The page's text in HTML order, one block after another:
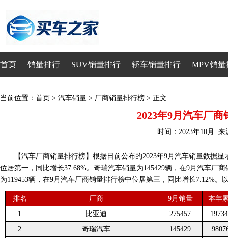
首页 销量排行 SUV销量排行 轿车销量排行 MPV销量
当前位置： 首页 > 汽车销量 > 厂商销量排行榜 > 正文
2023年9月汽车厂商
时间：2023年10月 来
【汽车厂商销量排行榜】根据日前公布的2023年9月汽车销量数据
位居第一，同比增长37.68%。奇瑞汽车销量为145429辆，在9月汽车厂
为119453辆，在9月汽车厂商销量排行榜中位居第三，同比增长7.12%。
排名 厂商 9月销量
本年
1
比亚迪 275457
2
奇瑞汽车 145429